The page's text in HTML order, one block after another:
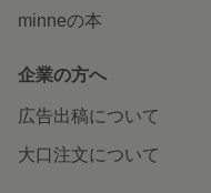
minneの本
企業の方へ
広告出稿について
大口注文について